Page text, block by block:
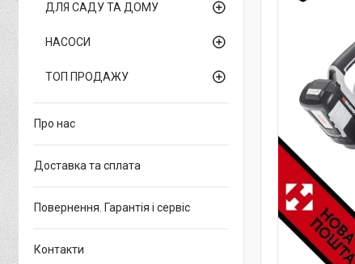
ДЛЯ САДУ ТА ДОМУ
НАСОСИ
ТОП ПРОДАЖУ
Про нас
Доставка та сплата
Повернення. Гарантія і сервіс
Контакти